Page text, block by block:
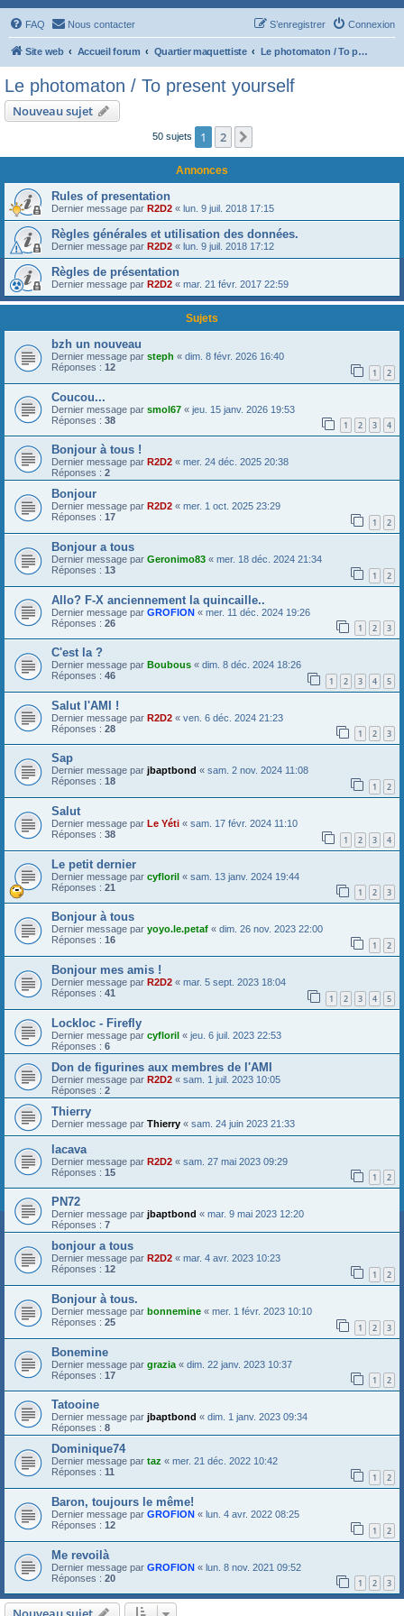
FAQ Nous contacter Connexion
S’enregistrer
Site web Accueil forum Quartier maquettiste Le photomaton / To present yourself
Le photomaton / To present yourself
Nouveau sujet
50 sujets 1 2
Annonces
Rules of presentation
Dernier message par R2D2 « lun. 9 juil. 2018 17:15
Règles générales et utilisation des données.
Dernier message par R2D2 « lun. 9 juil. 2018 17:12
Règles de présentation
Dernier message par R2D2 « mar. 21 févr. 2017 22:59
Sujets
bzh un nouveau
Dernier message par steph « dim. 8 févr. 2026 16:40
Réponses : 12 1 2
Coucou...
Dernier message par smol67 « jeu. 15 janv. 2026 19:53
Réponses : 38 1 2 3 4
Bonjour à tous !
Dernier message par R2D2 « mer. 24 déc. 2025 20:38
Réponses : 2
Bonjour
Dernier message par R2D2 « mer. 1 oct. 2025 23:29
Réponses : 17 1 2
Bonjour a tous
Dernier message par Geronimo83 « mer. 18 déc. 2024 21:34
Réponses : 13 1 2
Allo? F-X anciennement la quincaille..
Dernier message par GROFION « mer. 11 déc. 2024 19:26
Réponses : 26 1 2 3
C'est la ?
Dernier message par Boubous « dim. 8 déc. 2024 18:26
Réponses : 46 1 2 3 4 5
Salut l'AMI !
Dernier message par R2D2 « ven. 6 déc. 2024 21:23
Réponses : 28 1 2 3
Sap
Dernier message par jbaptbond « sam. 2 nov. 2024 11:08
Réponses : 18 1 2
Salut
Dernier message par Le Yéti « sam. 17 févr. 2024 11:10
Réponses : 38 1 2 3 4
Le petit dernier
Dernier message par cyfloril « sam. 13 janv. 2024 19:44
Réponses : 21 1 2 3
Bonjour à tous
Dernier message par yoyo.le.petaf « dim. 26 nov. 2023 22:00
Réponses : 16 1 2
Bonjour mes amis !
Dernier message par R2D2 « mar. 5 sept. 2023 18:04
Réponses : 41 1 2 3 4 5
Lockloc - Firefly
Dernier message par cyfloril « jeu. 6 juil. 2023 22:53
Réponses : 6
Don de figurines aux membres de l'AMI
Dernier message par R2D2 « sam. 1 juil. 2023 10:05
Réponses : 2
Thierry
Dernier message par Thierry « sam. 24 juin 2023 21:33
lacava
Dernier message par R2D2 « sam. 27 mai 2023 09:29
Réponses : 15 1 2
PN72
Dernier message par jbaptbond « mar. 9 mai 2023 12:20
Réponses : 7
bonjour a tous
Dernier message par R2D2 « mar. 4 avr. 2023 10:23
Réponses : 12 1 2
Bonjour à tous.
Dernier message par bonnemine « mer. 1 févr. 2023 10:10
Réponses : 25 1 2 3
Bonemine
Dernier message par grazia « dim. 22 janv. 2023 10:37
Réponses : 17 1 2
Tatooine
Dernier message par jbaptbond « dim. 1 janv. 2023 09:34
Réponses : 8
Dominique74
Dernier message par taz « mer. 21 déc. 2022 10:42
Réponses : 11 1 2
Baron, toujours le même!
Dernier message par GROFION « lun. 4 avr. 2022 08:25
Réponses : 12 1 2
Me revoilà
Dernier message par GROFION « lun. 8 nov. 2021 09:52
Réponses : 20 1 2 3